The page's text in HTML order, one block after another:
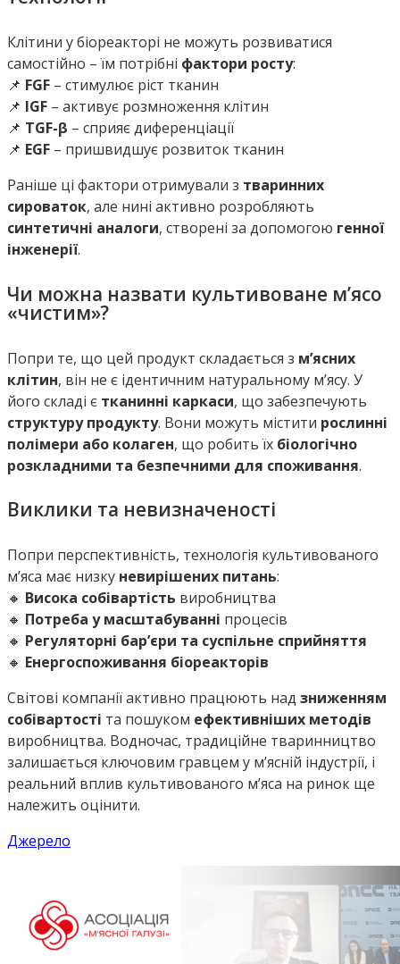
Клітини у біореакторі не можуть розвиватися
самостійно – їм потрібні фактори росту:
📌 FGF – стимулює ріст тканин
📌 IGF – активує розмноження клітин
📌 TGF-β – сприяє диференціації
📌 EGF – пришвидшує розвиток тканин
Раніше ці фактори отримували з тваринних
сироваток, але нині активно розробляють
синтетичні аналоги, створені за допомогою генної
інженерії.
Чи можна назвати культивоване м’ясо
«чистим»?
Попри те, що цей продукт складається з м’ясних
клітин, він не є ідентичним натуральному м’ясу. У
його складі є тканинні каркаси, що забезпечують
структуру продукту. Вони можуть містити рослинні
полімери або колаген, що робить їх біологічно
розкладними та безпечними для споживання.
Виклики та невизначеності
Попри перспективність, технологія культивованого
м’яса має низку невирішених питань:
🔸 Висока собівартість виробництва
🔸 Потреба у масштабуванні процесів
🔸 Регуляторні бар’єри та суспільне сприйняття
🔸 Енергоспоживання біореакторів
Світові компанії активно працюють над зниженням
собівартості та пошуком ефективніших методів
виробництва. Водночас, традиційне тваринництво
залишається ключовим гравцем у м’ясній індустрії, і
реальний вплив культивованого м’яса на ринок ще
належить оцінити.
Джерело